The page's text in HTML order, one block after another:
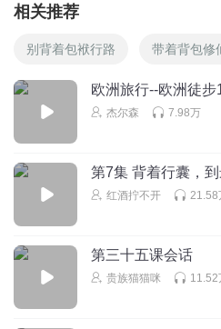
相关推荐
别背着包袱行路 带着背包修
欧洲旅行--欧洲徒步
杰尔森 7.98万
第7集 背着行囊，
红酒拧不开 21.58
第三十五课会话
贵族猫猫咪 11.52